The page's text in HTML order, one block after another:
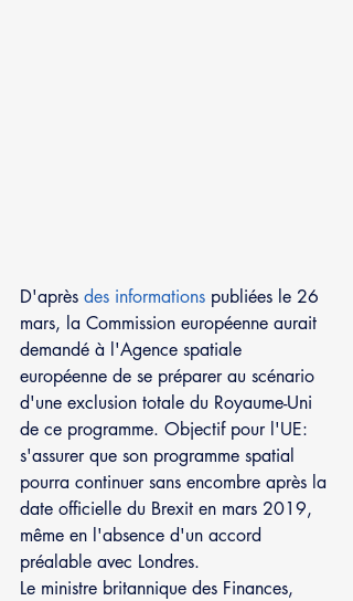
D'après des informations publiées le 26
mars, la Commission européenne aurait
demandé à l'Agence spatiale
européenne de se préparer au scénario
d'une exclusion totale du Royaume-Uni
de ce programme. Objectif pour l'UE:
s'assurer que son programme spatial
pourra continuer sans encombre après la
date officielle du Brexit en mars 2019,
même en l'absence d'un accord
préalable avec Londres.
Le ministre britannique des Finances,